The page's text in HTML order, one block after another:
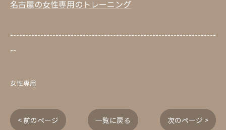
名古屋の女性専用のトレーニング
--------------------------------------------------------------------
--
女性専用
< 前のページ 一覧に戻る 次のページ >